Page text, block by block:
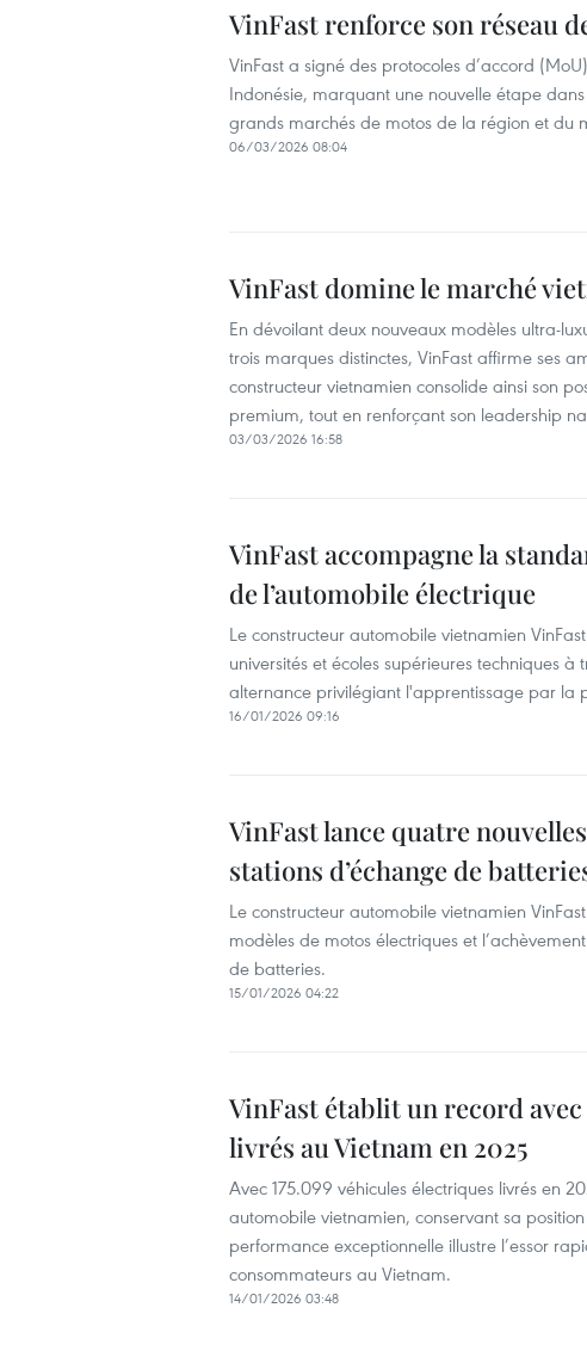
VinFast renforce son réseau
VinFast a signé des protocoles d’accord
Indonésie, marquant une nouvelle étape
grands marchés de motos de la région et du
06/03/2026 08:04
VinFast domine le marché
En dévoilant deux nouveaux modèles ultra-
trois marques distinctes, VinFast affirme ses
constructeur vietnamien consolide ainsi son
premium, tout en renforçant son leadership
03/03/2026 16:58
VinFast accompagne la
de l’automobile électrique
Le constructeur automobile vietnamien
universités et écoles supérieures techniques
alternance privilégiant l'apprentissage par la
16/01/2026 09:16
VinFast lance quatre
stations d’échange de
Le constructeur automobile vietnamien
modèles de motos électriques et
de batteries.
15/01/2026 04:22
VinFast établit un record
livrés au Vietnam en 2025
Avec 175.099 véhicules électriques livrés en
automobile vietnamien, conservant sa
performance exceptionnelle illustre l’essor
consommateurs au Vietnam.
14/01/2026 03:48